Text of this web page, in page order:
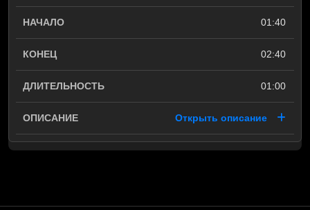
01:40
02:40
01:00
Открыть описание